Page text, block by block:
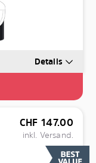
Details
CHF 147.00
inkl. Versand.